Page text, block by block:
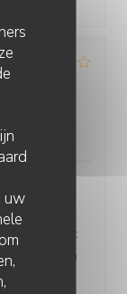
uw
pour le
retournée et
retrouver la
la